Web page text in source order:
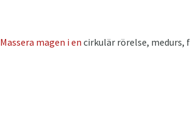
Massera magen i en cirkulär rörelse, medurs,